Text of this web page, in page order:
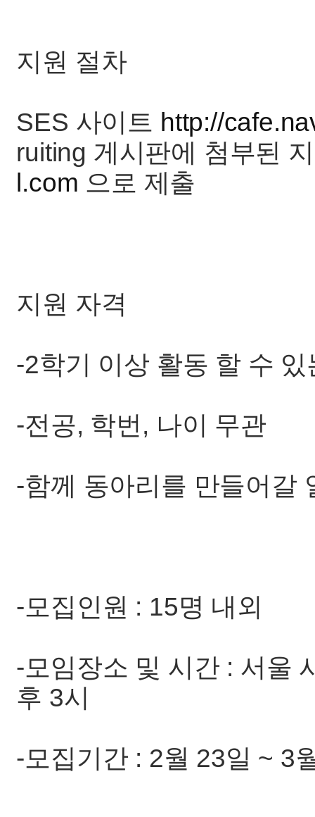
지원 절차
SES 사이트 http://
ruiting 게시판에 첨부된
l.com 으로 제출
지원 자격
-2학기 이상 활동 할 수 있
-전공, 학번, 나이 무관
-함께 동아리를 만들어갈
-모집인원 : 15명 내외
-모임장소 및 시간 : 서울
후 3시
-모집기간 : 2월 23일 ~ 3